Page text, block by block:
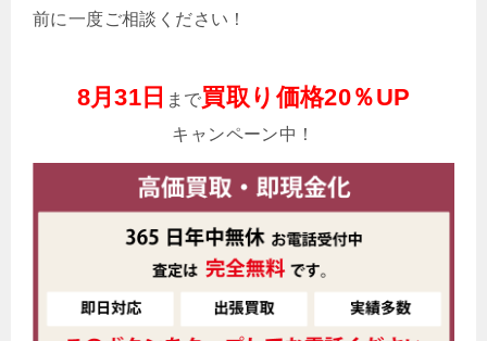
前に一度ご相談ください！
8月31日 まで買取り価格20％UP
キャンペーン中！